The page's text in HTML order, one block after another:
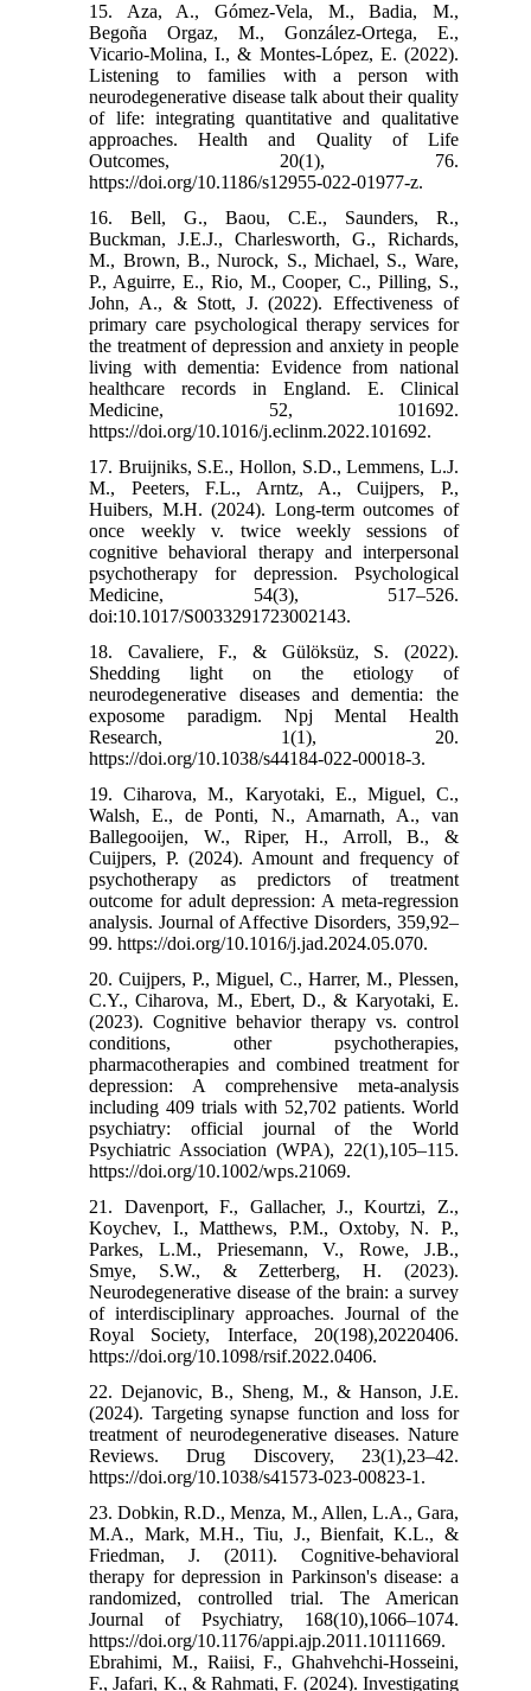
15. Aza, A., Gómez-Vela, M., Badia, M.,
Begoña Orgaz, M., González-Ortega, E.,
Vicario-Molina, I., & Montes-López, E. (2022).
Listening to families with a person with
neurodegenerative disease talk about their quality
of life: integrating quantitative and qualitative
approaches. Health and Quality of Life
Outcomes, 20(1), 76.
https://doi.org/10.1186/s12955-022-01977-z.
16. Bell, G., Baou, C.E., Saunders, R.,
Buckman, J.E.J., Charlesworth, G., Richards,
M., Brown, B., Nurock, S., Michael, S., Ware,
P., Aguirre, E., Rio, M., Cooper, C., Pilling, S.,
John, A., & Stott, J. (2022). Effectiveness of
primary care psychological therapy services for
the treatment of depression and anxiety in people
living with dementia: Evidence from national
healthcare records in England. E. Clinical
Medicine, 52, 101692.
https://doi.org/10.1016/j.eclinm.2022.101692.
17. Bruijniks, S.E., Hollon, S.D., Lemmens, L.J.
M., Peeters, F.L., Arntz, A., Cuijpers, P.,
Huibers, M.H. (2024). Long-term outcomes of
once weekly v. twice weekly sessions of
cognitive behavioral therapy and interpersonal
psychotherapy for depression. Psychological
Medicine, 54(3), 517–526.
doi:10.1017/S0033291723002143.
18. Cavaliere, F., & Gülöksüz, S. (2022).
Shedding light on the etiology of
neurodegenerative diseases and dementia: the
exposome paradigm. Npj Mental Health
Research, 1(1), 20.
https://doi.org/10.1038/s44184-022-00018-3.
19. Ciharova, M., Karyotaki, E., Miguel, C.,
Walsh, E., de Ponti, N., Amarnath, A., van
Ballegooijen, W., Riper, H., Arroll, B., &
Cuijpers, P. (2024). Amount and frequency of
psychotherapy as predictors of treatment
outcome for adult depression: A meta-regression
analysis. Journal of Affective Disorders, 359,92–
99. https://doi.org/10.1016/j.jad.2024.05.070.
20. Cuijpers, P., Miguel, C., Harrer, M., Plessen,
C.Y., Ciharova, M., Ebert, D., & Karyotaki, E.
(2023). Cognitive behavior therapy vs. control
conditions, other psychotherapies,
pharmacotherapies and combined treatment for
depression: A comprehensive meta-analysis
including 409 trials with 52,702 patients. World
psychiatry: official journal of the World
Psychiatric Association (WPA), 22(1),105–115.
https://doi.org/10.1002/wps.21069.
21. Davenport, F., Gallacher, J., Kourtzi, Z.,
Koychev, I., Matthews, P.M., Oxtoby, N. P.,
Parkes, L.M., Priesemann, V., Rowe, J.B.,
Smye, S.W., & Zetterberg, H. (2023).
Neurodegenerative disease of the brain: a survey
of interdisciplinary approaches. Journal of the
Royal Society, Interface, 20(198),20220406.
https://doi.org/10.1098/rsif.2022.0406.
22. Dejanovic, B., Sheng, M., & Hanson, J.E.
(2024). Targeting synapse function and loss for
treatment of neurodegenerative diseases. Nature
Reviews. Drug Discovery, 23(1),23–42.
https://doi.org/10.1038/s41573-023-00823-1.
23. Dobkin, R.D., Menza, M., Allen, L.A., Gara,
M.A., Mark, M.H., Tiu, J., Bienfait, K.L., &
Friedman, J. (2011). Cognitive-behavioral
therapy for depression in Parkinson's disease: a
randomized, controlled trial. The American
Journal of Psychiatry, 168(10),1066–1074.
https://doi.org/10.1176/appi.ajp.2011.10111669.
Ebrahimi, M., Raiisi, F., Ghahvehchi-Hosseini,
F., Jafari, K., & Rahmati, F. (2024). Investigating